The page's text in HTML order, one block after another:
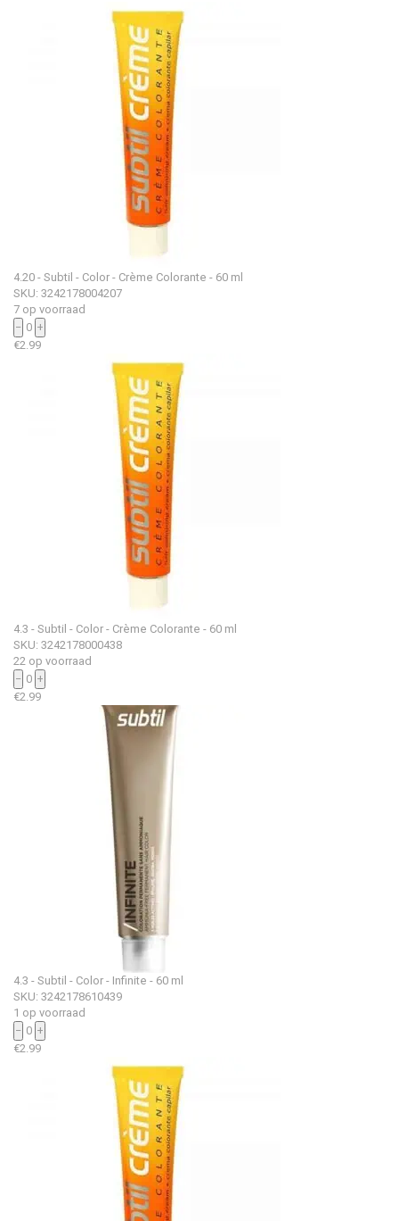
4.20 - Subtil - Color - Crème Colorante - 60 ml
SKU: 3242178004207
7 op voorraad
− 0 +
€2.99
4.3 - Subtil - Color - Crème Colorante - 60 ml
SKU: 3242178000438
22 op voorraad
− 0 +
€2.99
4.3 - Subtil - Color - Infinite - 60 ml
SKU: 3242178610439
1 op voorraad
− 0 +
€2.99